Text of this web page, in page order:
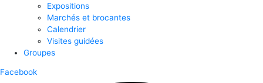
Expositions
Marchés et brocantes
Calendrier
Visites guidées
Groupes
Facebook